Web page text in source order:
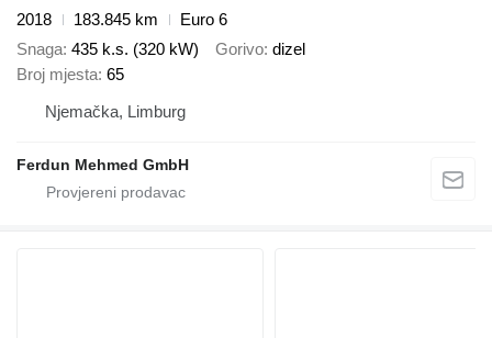
2018
183.845 km
Euro 6
Snaga 435 k.s. (320 kW) Gorivo dizel
Broj mjesta 65
Njemačka, Limburg
Ferdun Mehmed GmbH